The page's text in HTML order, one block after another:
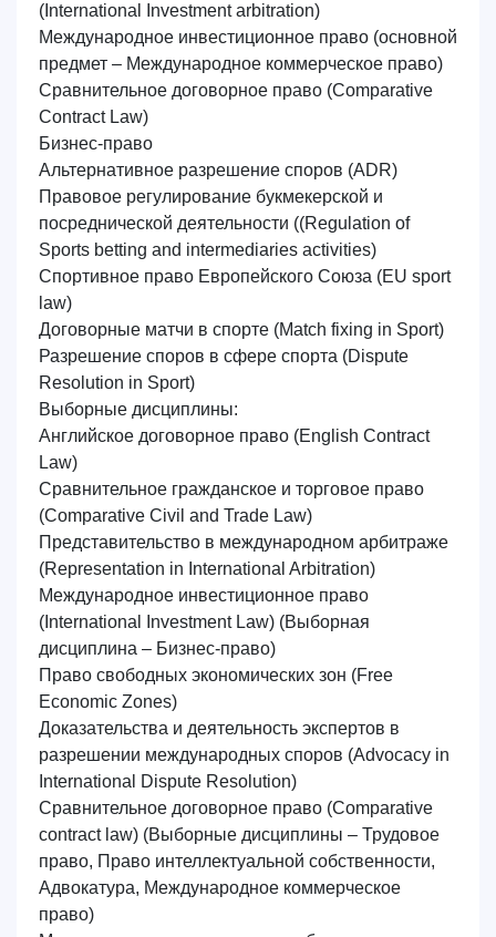
(International Investment arbitration)
Международное инвестиционное право (основной
предмет – Международное коммерческое право)
Сравнительное договорное право (Comparative
Contract Law)
Бизнес-право
Альтернативное разрешение споров (ADR)
Правовое регулирование букмекерской и
посреднической деятельности ((Regulation of
Sports betting and intermediaries activities)
Спортивное право Европейского Союза (EU sport
law)
Договорные матчи в спорте (Match fixing in Sport)
Разрешение споров в сфере спорта (Dispute
Resolution in Sport)
Выборные дисциплины:
Английское договорное право (English Contract
Law)
Сравнительное гражданское и торговое право
(Comparative Civil and Trade Law)
Представительство в международном арбитраже
(Representation in International Arbitration)
Международное инвестиционное право
(International Investment Law) (Выборная
дисциплина – Бизнес-право)
Право свободных экономических зон (Free
Economic Zones)
Доказательства и деятельность экспертов в
разрешении международных споров (Advocacy in
International Dispute Resolution)
Сравнительное договорное право (Comparative
contract law) (Выборные дисциплины – Трудовое
право, Право интеллектуальной собственности,
Адвокатура, Международное коммерческое
право)